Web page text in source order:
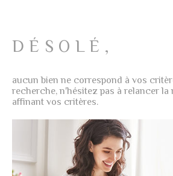
DÉSOLÉ,
aucun bien ne correspond à vos
recherche, n'hésitez pas à relancer la
affinant vos critères.